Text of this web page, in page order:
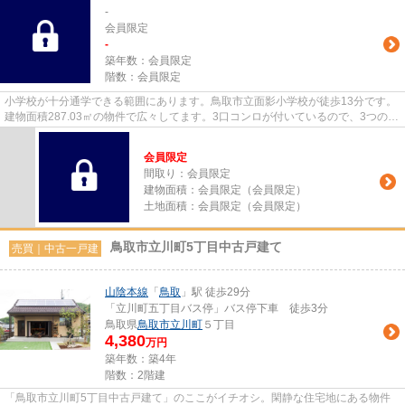
-
会員限定
-
築年数： 会員限定
階数： 会員限定
小学校が十分通学できる範囲にあります。鳥取市立面影小学校が徒歩13分です。
建物面積287.03㎡の物件で広々してます。3口コンロが付いているので、3つの料
理を同時に進められて時短に...
会員限定
間取り： 会員限定
建物面積： 会員限定 （会員限定 ）
土地面積： 会員限定 （会員限定 ）
売買｜中古一戸建 鳥取市立川町5丁目中古戸建て
山陰本線 「鳥取 」駅 徒歩29分
「立川町五丁目バス停」バス停下車 徒歩3分
鳥取県鳥取市立川町 ５丁目
4,380万円
築年数：築4年
階数：2階建
「鳥取市立川町5丁目中古戸建て」のここがイチオシ。閑静な住宅地にある物件